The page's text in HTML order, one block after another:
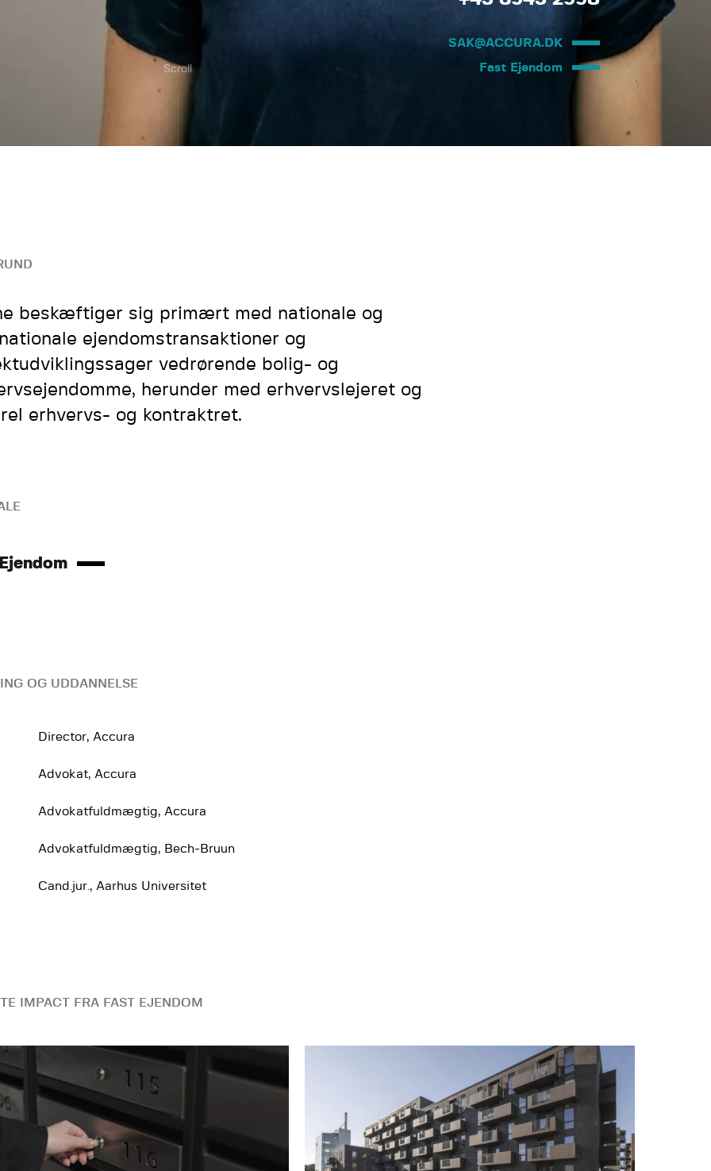
SAK@ACCURA.DK
Fast Ejendom
Scroll
beskæftiger sig primært med nationale og
ejendomstransaktioner og
vedrørende bolig- og
herunder med erhvervslejeret og
erhvervs- og kontraktret.
OG UDDANNELSE
Director, Accura
Advokat, Accura
Advokatfuldmægtig, Accura
Advokatfuldmægtig, Bech-Bruun
Cand.jur., Aarhus Universitet
IMPACT FRA FAST EJENDOM